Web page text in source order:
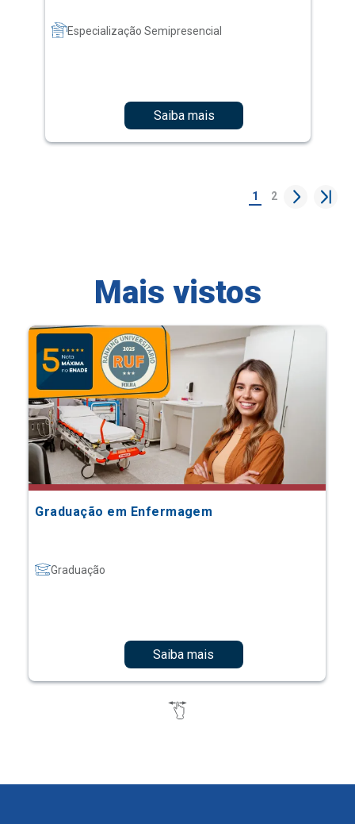
Especialização Semipresencial
Saiba mais
1 2
Mais vistos
Graduação em Enfermagem
Graduação
Saiba mais